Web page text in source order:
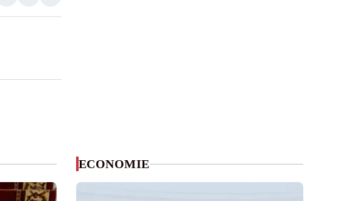
ECONOMIE